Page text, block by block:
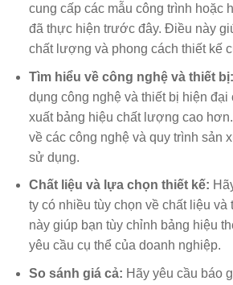
cung cấp các mẫu công trình hoặc
đã thực hiện trước đây. Điều này
chất lượng và phong cách thiết kế
Tìm hiểu về công nghệ và thiết bị:
dụng công nghệ và thiết bị hiện đại
xuất bảng hiệu chất lượng cao
về các công nghệ và quy trình sản
sử dụng.
Chất liệu và lựa chọn thiết kế:
ty có nhiều tùy chọn về chất liệu
này giúp bạn tùy chỉnh bảng hiệu
yêu cầu cụ thể của doanh nghiệp.
So sánh giá cả: Hãy yêu cầu báo